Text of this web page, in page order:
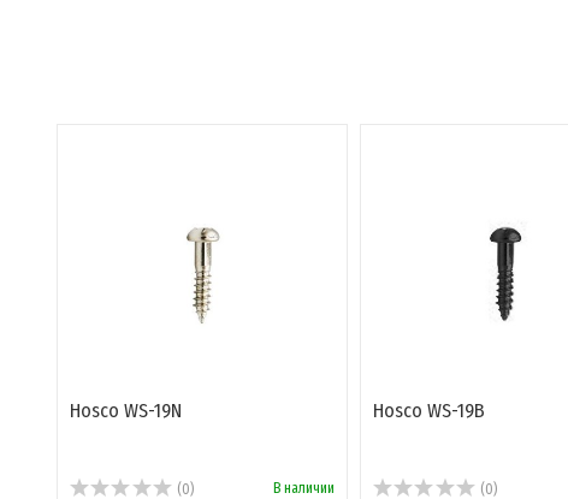
Hosco WS-19N
(0) В наличии
Hosco WS-19B
(0)